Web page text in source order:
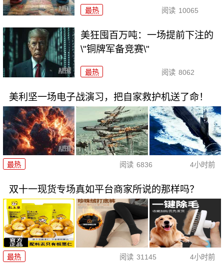
最热 阅读 10065
美狂囤百万吨：一场提前下注的
\"铜牌军备竞赛\"
最热 阅读 8062
美利坚一场电子战演习，把自家救护机送了命！
最热 阅读 6836 4小时前
双十一现货专场真如平台商家所说的那样吗？
最热 阅读 31145 4小时前